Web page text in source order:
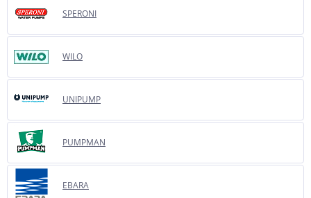
SPERONI
WILO
UNIPUMP
PUMPMAN
EBARA